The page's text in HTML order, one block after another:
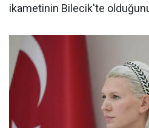
ikametinin Bilecik'te